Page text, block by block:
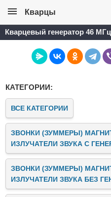
Кварцы
Кварцевый генератор 46
КАТЕГОРИИ:
ВСЕ КАТЕГОРИИ
ЗВОНКИ (ЗУММЕРЫ)
ИЗЛУЧАТЕЛИ ЗВУКА C
ЗВОНКИ (ЗУММЕРЫ)
ИЗЛУЧАТЕЛИ ЗВУКА БЕЗ